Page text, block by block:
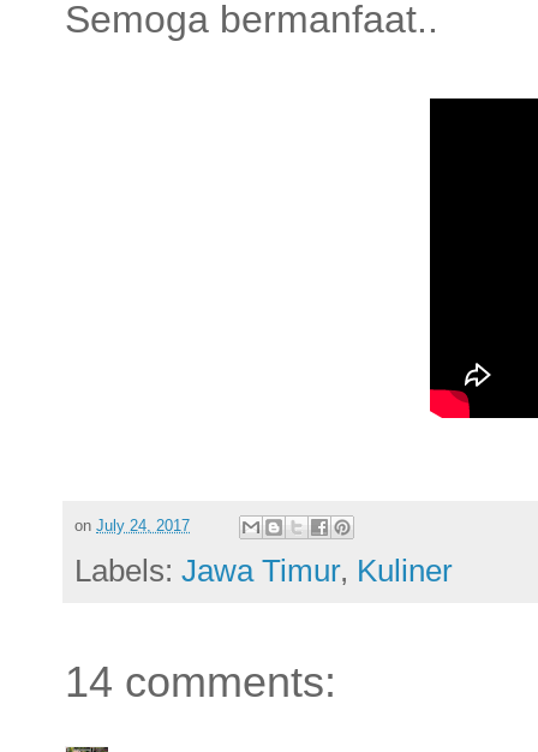
Semoga bermanfaat..
on July 24, 2017
Labels: Jawa Timur, Kuliner
14 comments: